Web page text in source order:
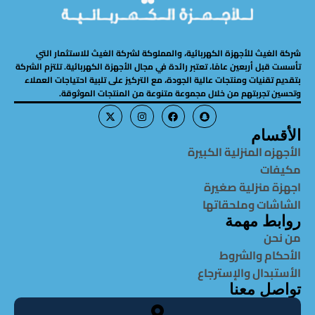
شركة الغيث للأجهزة الكهربائية، والمملوكة لشركة الغيث للاستثمار التي
تأسست قبل أربعين عامًا، تعتبر رائدة في مجال الأجهزة الكهربائية. تلتزم الشركة
بتقديم تقنيات ومنتجات عالية الجودة، مع التركيز على تلبية احتياجات العملاء
وتحسين تجربتهم من خلال مجموعة متنوعة من المنتجات الموثوقة.
الأقسام
الأجهزه المنزلية الكبيرة
مكيفات
اجهزة منزلية صغيرة
الشاشات وملحقاتها
روابط مهمة
من نحن
الأحكام والشروط
الأستبدال والإسترجاع
تواصل معنا